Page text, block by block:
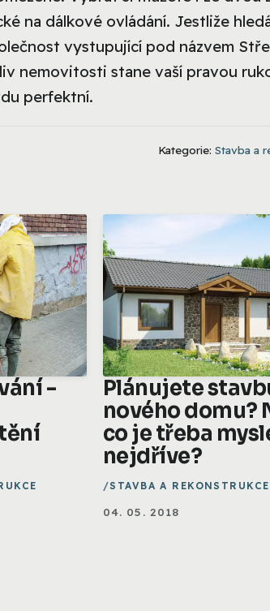
na dálkové ovládání. Jestliže
vystupující pod názvem
nemovitosti stane vaší pravou
perfektní.
Kategorie: Stavba a
-
Plánujete
nového domu?
co je třeba
nejdříve?
STAVBA A REKONSTRUKCE
04. 05. 2018